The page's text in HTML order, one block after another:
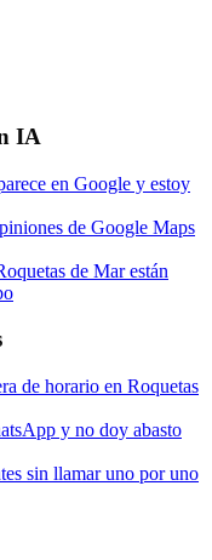
IA
en Google y estoy
de Google Maps
de Mar están
de horario en Roquetas
y no doy abasto
sin llamar uno por uno